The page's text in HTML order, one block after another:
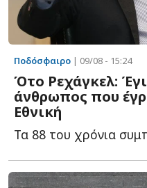
Ποδόσφαιρο | 09/08 - 15:24
Ότο Ρεχάγκελ:
άνθρωπος που
Εθνική